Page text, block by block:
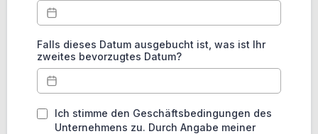
Falls dieses Datum ausgebucht ist, was ist Ihr
zweites bevorzugtes Datum?
Ich stimme den Geschäftsbedingungen des
Unternehmens zu. Durch Angabe meiner